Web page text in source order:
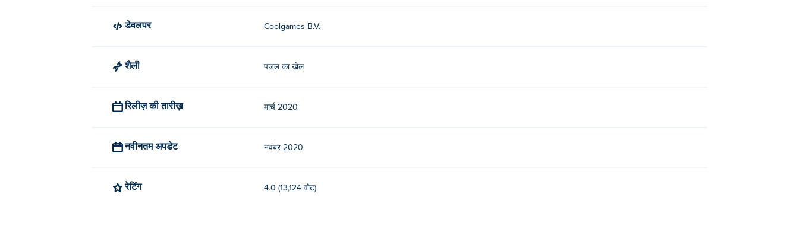
डेवलपर Coolgames B.V.
शैली पजल का खेल
रिलीज़ की तारीख़ मार्च 2020
नवीनतम अपडेट नवंबर 2020
रेटिंग 4.0 (13,124 वोट)